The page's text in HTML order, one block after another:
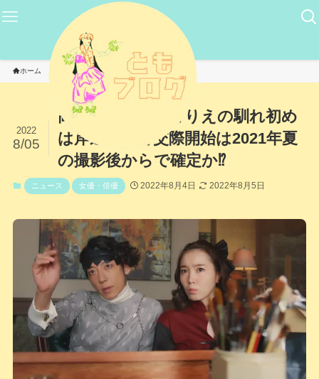
ホーム ニュース
高橋一生と飯豊まりえの馴れ初め
は岸辺露伴で交際開始は2021年夏
の撮影後からで確定か⁉
2022
8/05
ニュース 女優・俳優 2022年8月4日 2022年8月5日